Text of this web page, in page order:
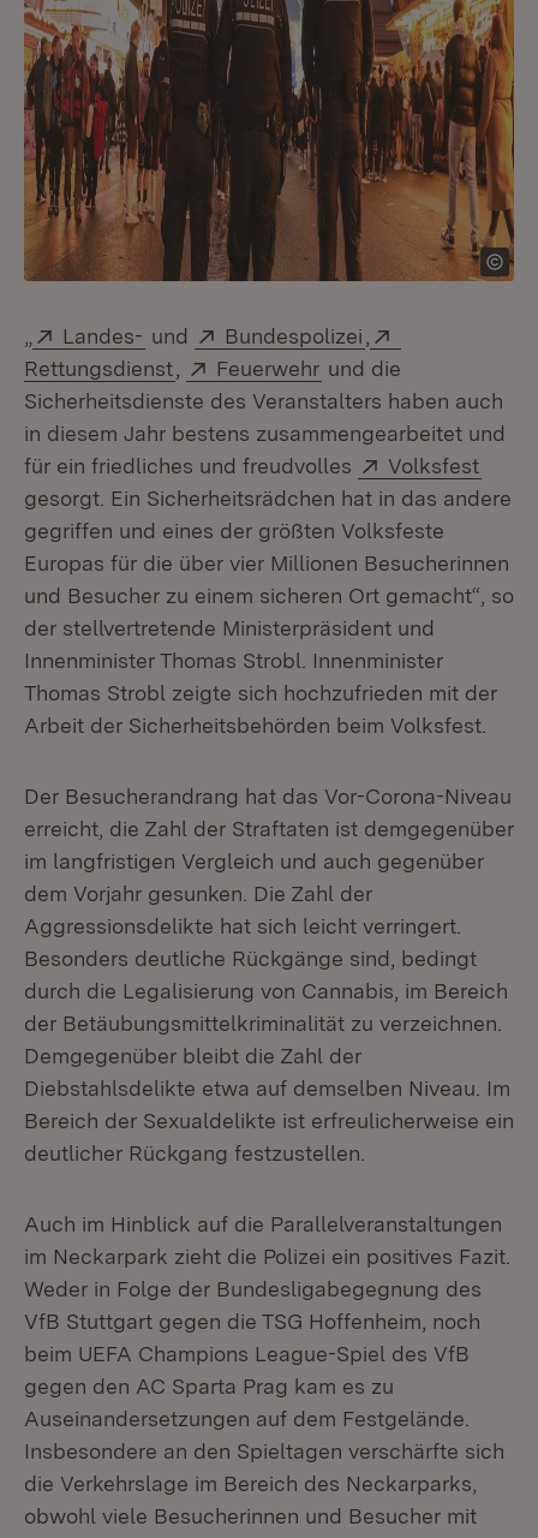
Extern:
Landes- (Öffnet in neuem Fenster)
und Extern:
Bundespolizei (Öffnet in neuem
Rettungsdienst (Öffnet in neuem Fenster)
Extern:
Feuerwehr (Öffnet in neuem
und die
Sicherheitsdienste des Veranstalters haben auch
in diesem Jahr bestens zusammengearbeitet und
für ein friedliches und freudvolles
Extern:
Volksfest
gesorgt. Ein Sicherheitsrädchen hat in das andere
gegriffen und eines der größten Volksfeste
Europas für die über vier Millionen Besucherinnen
und Besucher zu einem sicheren Ort gemacht“, so
der stellvertretende Ministerpräsident und
Innenminister Thomas Strobl. Innenminister
Thomas Strobl zeigte sich hochzufrieden mit der
Arbeit der Sicherheitsbehörden beim Volksfest.
Der Besucherandrang hat das Vor-Corona-Niveau
erreicht, die Zahl der Straftaten ist demgegenüber
im langfristigen Vergleich und auch gegenüber
dem Vorjahr gesunken. Die Zahl der
Aggressionsdelikte hat sich leicht verringert.
Besonders deutliche Rückgänge sind, bedingt
durch die Legalisierung von Cannabis, im Bereich
der Betäubungsmittelkriminalität zu verzeichnen.
Demgegenüber bleibt die Zahl der
Diebstahlsdelikte etwa auf demselben Niveau. Im
Bereich der Sexualdelikte ist erfreulicherweise ein
deutlicher Rückgang festzustellen.
Auch im Hinblick auf die Parallelveranstaltungen
im Neckarpark zieht die Polizei ein positives Fazit.
Weder in Folge der Bundesligabegegnung des
VfB Stuttgart gegen die TSG Hoffenheim, noch
beim UEFA Champions League-Spiel des VfB
gegen den AC Sparta Prag kam es zu
Auseinandersetzungen auf dem Festgelände.
Insbesondere an den Spieltagen verschärfte sich
die Verkehrslage im Bereich des Neckarparks,
obwohl viele Besucherinnen und Besucher mit